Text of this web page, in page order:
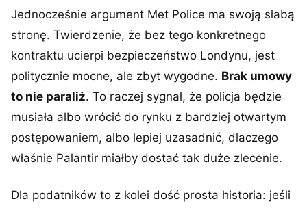
Jednocześnie argument Met Police ma swoją słabą
stronę. Twierdzenie, że bez tego konkretnego
kontraktu ucierpi bezpieczeństwo Londynu, jest
politycznie mocne, ale zbyt wygodne. Brak umowy
to nie paraliż. To raczej sygnał, że policja będzie
musiała albo wrócić do rynku z bardziej otwartym
postępowaniem, albo lepiej uzasadnić, dlaczego
właśnie Palantir miałby dostać tak duże zlecenie.
Dla podatników to z kolei dość prosta historia: jeśli